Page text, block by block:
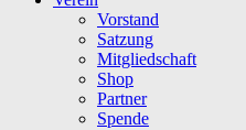
Vorstand
Satzung
Mitgliedschaft
Shop
Partner
Spende